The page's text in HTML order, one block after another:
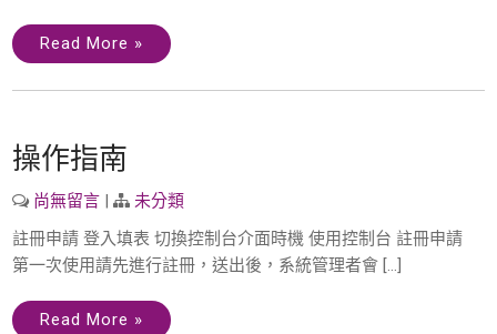
Read More »
操作指南
尚無留言 |
未分類
註冊申請 登入填表 切換控制台介面時機 使用控制台 註冊申請
第一次使用請先進行註冊，送出後，系統管理者會 […]
Read More »